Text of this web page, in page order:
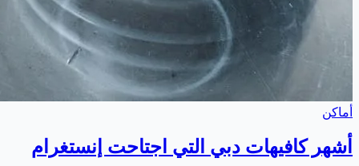
أماكن
أشهر كافيهات دبي التي اجتاحت إنستغرام